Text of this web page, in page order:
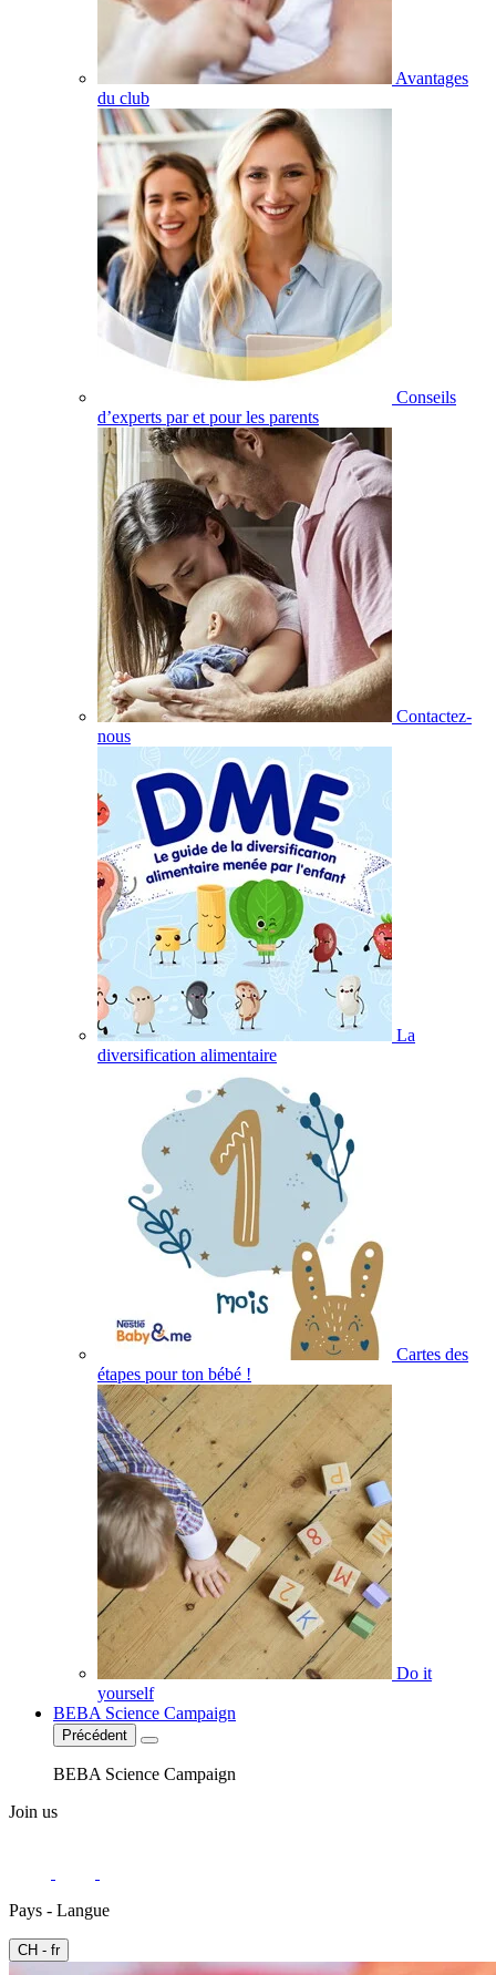
Avantages
du club
Conseils
d’experts par et pour les parents
Contactez-
nous
La
diversification alimentaire
Cartes des
étapes pour ton bébé !
Do it
yourself
BEBA Science Campaign
Précédent
BEBA Science Campaign
Join us
Pays - Langue
CH - fr